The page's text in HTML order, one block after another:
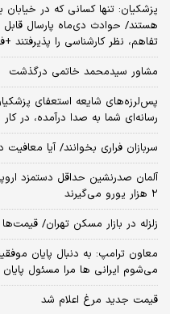
پزشکیان: تنها کسانی که در خیابان
هستند/ حوادث دی‌ماه پارسال
تفاهم، نظر کارشناسی را پذیرفتند
مشاور سیدمحمد خاتمی درگذشت
پس‌لرزه‌های شایعه استعفای
رسانه‌ای شما به صدا درآمده، در
سربازان فراری بخوانند/ آیا
آلمان صدرنشین حداقل دستمزد
۲ هزار یورو می‌گیرند
زلزله در بازار مسکن تهران/ قیمت‌ها ۲ برابر شد، خریدار ناپدید شد
معاون ترامپ: به دنبال پایان
می‌شوم ایرانی ها مرا مسئول
قیمت جدید مرغ اعلام شد